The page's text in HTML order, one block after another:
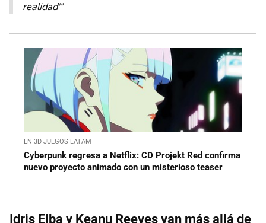
realidad'"
EN 3D JUEGOS LATAM
Cyberpunk regresa a Netflix: CD Projekt Red confirma
nuevo proyecto animado con un misterioso teaser
Idris Elba y Keanu Reeves van más allá de